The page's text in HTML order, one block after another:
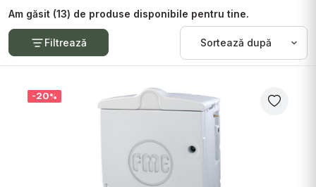
Am găsit (13) de produse disponibile pentru tine.
Filtrează
-20%